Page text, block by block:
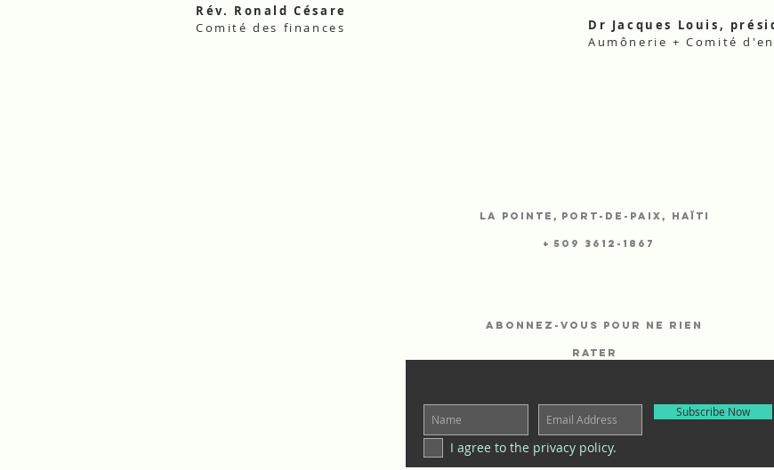
Rév. Ronald Césare
Comité des finances
Dr Jacques Louis,
Aumônerie + Comité
La Pointe, Port-de-Paix, Haïti
+ 509 3612-1867
ABONNEZ-VOUS Pour ne rien
rater
Subscribe Now
I agree to the privacy policy.